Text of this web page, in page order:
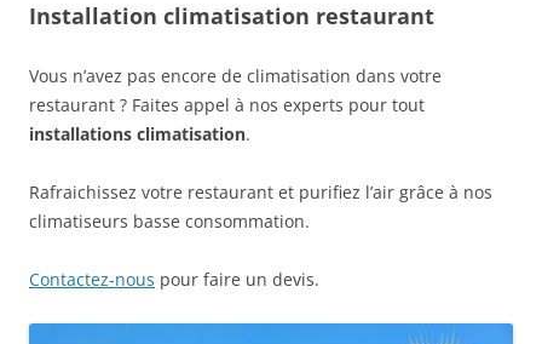
Installation climatisation restaurant
Vous n’avez pas encore de climatisation dans votre
restaurant ? Faites appel à nos experts pour tout
installations climatisation.
Rafraichissez votre restaurant et purifiez l’air grâce à nos
climatiseurs basse consommation.
Contactez-nous pour faire un devis.